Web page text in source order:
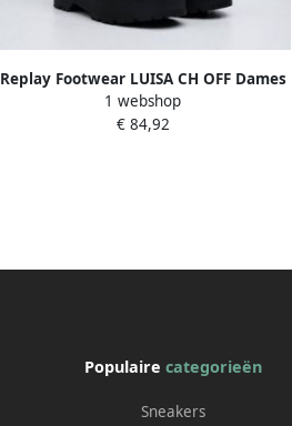
Replay Footwear LUISA CH OFF Dames
Laars zwart
1 webshop
€ 84,92
Populairecategorieën
Sneakers